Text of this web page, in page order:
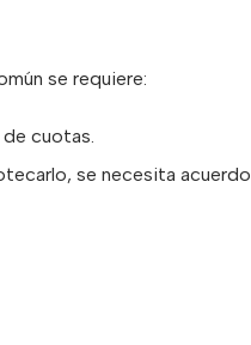
se requiere:
cuotas.
se necesita acuerdo